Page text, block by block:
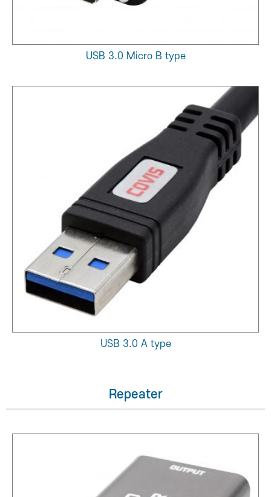
USB 3.0 Micro B type
USB 3.0 A type
Repeater